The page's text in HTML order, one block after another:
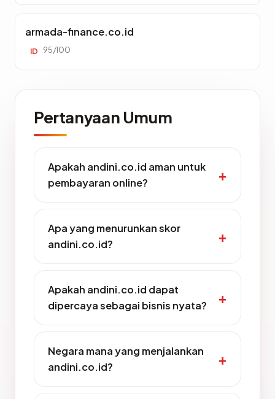
armada-finance.co.id
ID 95/100
Pertanyaan Umum
Apakah andini.co.id aman untuk
pembayaran online?
Apa yang menurunkan skor
andini.co.id?
Apakah andini.co.id dapat
dipercaya sebagai bisnis nyata?
Negara mana yang menjalankan
andini.co.id?